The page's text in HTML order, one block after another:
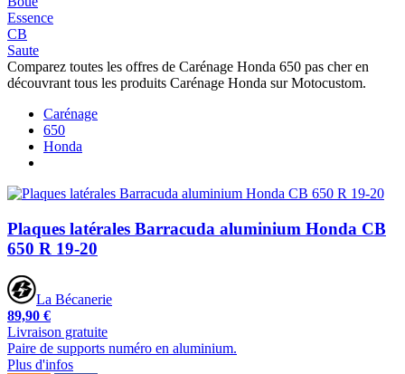
Essence
CB
Saute
Comparez toutes les offres de Carénage Honda 650 pas cher en
découvrant tous les produits Carénage Honda sur Motocustom.
Carénage
650
Honda
Plaques latérales Barracuda aluminium Honda CB
650 R 19-20
La Bécanerie
89,90 €
Livraison gratuite
Paire de supports numéro en aluminium.
Plus d'infos